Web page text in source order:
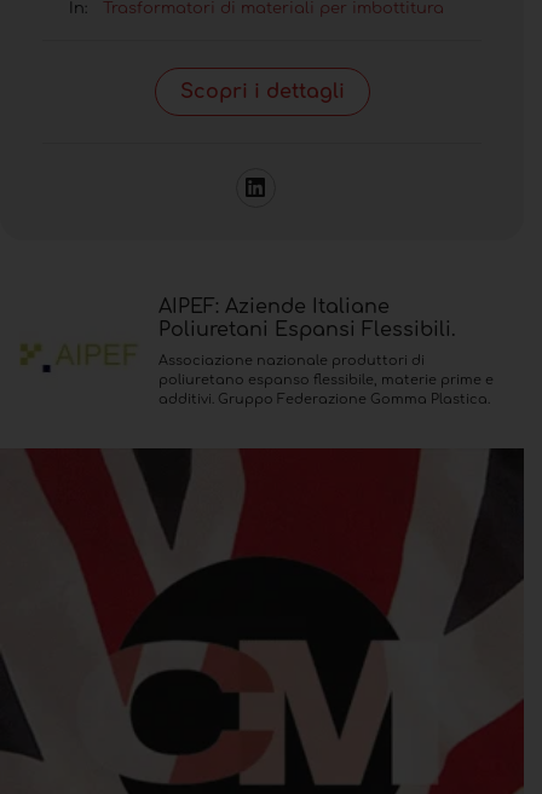
In: Trasformatori di materiali per imbottitura
Scopri i dettagli
AIPEF: Aziende Italiane
Poliuretani Espansi Flessibili.
Associazione nazionale produttori di
poliuretano espanso flessibile, materie prime e
additivi. Gruppo Federazione Gomma Plastica.